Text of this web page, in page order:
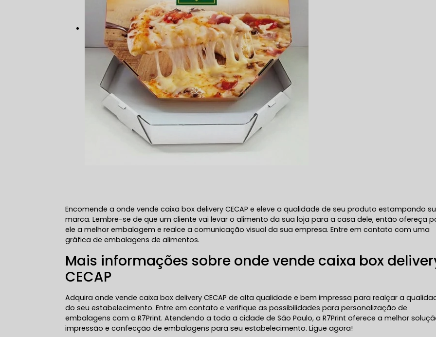
Encomende a onde vende caixa box delivery CECAP e eleve a qualidade de seu produto estampando
marca. Lembre-se de que um cliente vai levar o alimento da sua loja para a casa dele, então ofereça
ele a melhor embalagem e realce a comunicação visual da sua empresa. Entre em contato com uma
gráfica de embalagens de alimentos.
Mais informações sobre onde vende caixa box
CECAP
Adquira onde vende caixa box delivery CECAP de alta qualidade e bem impressa para realçar a
do seu estabelecimento. Entre em contato e verifique as possibilidades para personalização de
embalagens com a R7Print. Atendendo a toda a cidade de São Paulo, a R7Print oferece a melhor
impressão e confecção de embalagens para seu estabelecimento. Ligue agora!